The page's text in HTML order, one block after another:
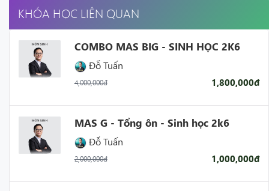
- Giảng dạy chi tiết, cặn kẽ, sử dụng nhiều phương pháp
giúp học sinh dễ dàng hiểu bài
- Hỗ trợ học sinh nhiệt tình, là điểm đến tin cậy khi học
sinh cần tư vấn.
KHÓA HỌC LIÊN QUAN
COMBO MAS BIG - SINH HỌC 2K6
Đỗ Tuấn
4,000,000đ 1,800,000đ
MAS G - Tổng ôn - Sinh học 2k6
Đỗ Tuấn
2,000,000đ 1,000,000đ